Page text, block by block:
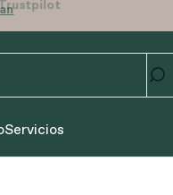
Servicios